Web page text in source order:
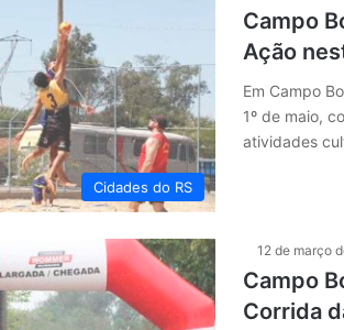
Cidades do RS
Campo
Ação
Em Campo
1º de maio,
atividades
12 de março
Campo
Corrida